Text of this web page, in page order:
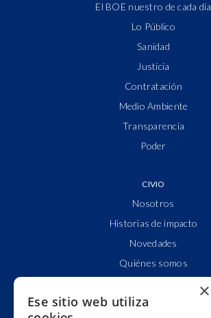
El BOE nuestro de cada día
Lo Público
Sanidad
Justicia
Contratación
Medio Ambiente
Transparencia
Poder
CIVIO
Nosotros
Historias de impacto
Novedades
Quiénes somos
Alianzas y redes
×
Ese sitio web utiliza